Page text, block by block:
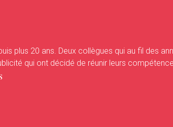
plus 20 ans. Deux collègues qui au fil des
qui ont décidé de réunir leurs